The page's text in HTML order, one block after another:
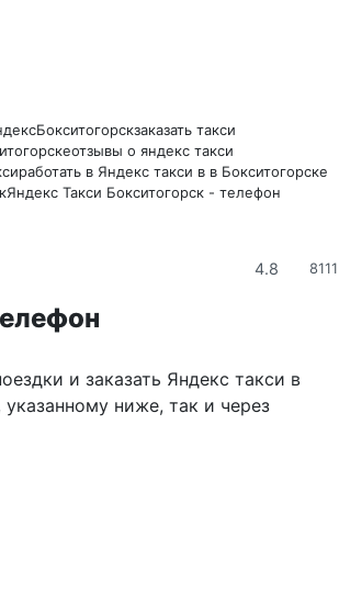
Бокситогорскзаказать такси
отзывы о яндекс такси
работать в Яндекс такси в в Бокситогорске
Яндекс Такси Бокситогорск - телефон
8111
4.8
и заказать Яндекс такси в
ниже, так и через